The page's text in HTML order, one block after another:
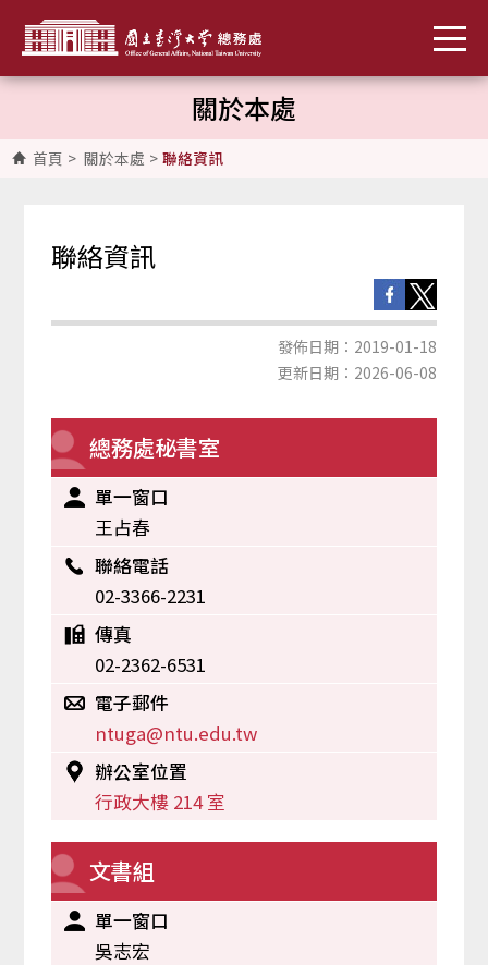
關於本處
首頁 > 關於本處 > 聯絡資訊
聯絡資訊
發佈日期：2019-01-18
更新日期：2026-06-08
總務處秘書室
單一窗口
王占春
聯絡電話
02-3366-2231
傳真
02-2362-6531
電子郵件
ntuga@ntu.edu.tw
辦公室位置
行政大樓 214 室
文書組
單一窗口
吳志宏